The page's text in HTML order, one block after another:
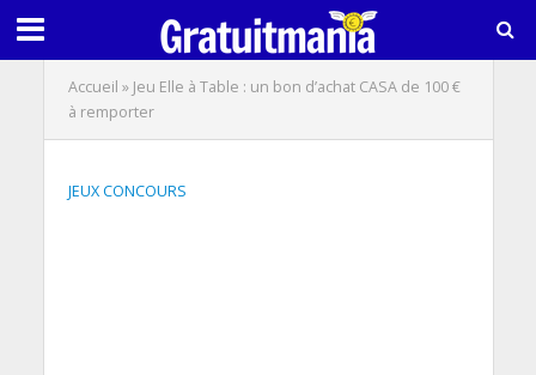
Accueil » Jeu Elle à Table : un bon d’achat CASA de 100 €
à remporter
JEUX CONCOURS